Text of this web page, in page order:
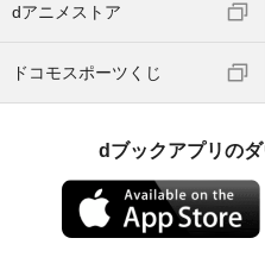
dアニメストア
ドコモスポーツくじ
dブックアプリの